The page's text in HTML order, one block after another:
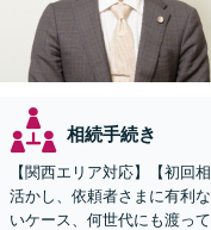
相続手続き
【関西エリア対応】【初回
活かし、依頼者さまに有利
いケース、何世代にも渡っ